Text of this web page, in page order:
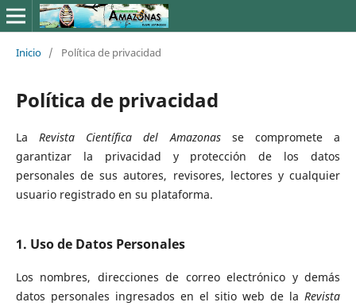
Inicio / Política de privacidad
Política de privacidad
LaRevista Científica del Amazonasse compromete a
garantizar la privacidad y protección de los datos
personales de sus autores, revisores, lectores y cualquier
usuario registrado en su plataforma.
1. Uso de Datos Personales
Los nombres, direcciones de correo electrónico y demás
datos personales ingresados en el sitio web de laRevista